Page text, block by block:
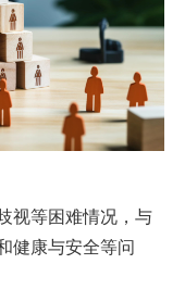
视等困难情况，与
健康与安全等问